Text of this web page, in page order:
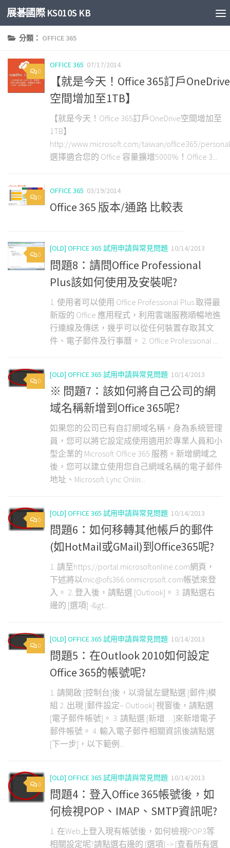
Skip to content
展碁國際 KS010S KB
分類： OFFICE 365
0
OFFICE 365 07/17/2014
【就是今天！Office 365訂戶OneDrive
空間增加至1TB】
【就是今天！Office 365訂戶OneDrive空間增加至
1TB】
http://www.microsoft.com/taiwan/office365/
選擇適合您的 Office 容量擴增5000%！Office 3...
0
OFFICE 365 03/19/2014
Office 365 版本/通路 比較表
0
[OLD] OFFICE 365 試用申請與常見問題 10/14/2013
問題8：請問Office Professional
Plus該如何使用及安裝呢?
1. 使用者可以使用 Office Professional Plus 取得最
新版的 Office 應用程式，利用雲端服務順暢地進
行連線及傳送，幾乎可以從任何裝置存取其文
件、電子郵件及行事曆。 2. Office Professional ...
0
[OLD] OFFICE 365 試用申請與常見問題 10/14/2013
※ 問題7：該如何將自己公司的網
域名稱新增到Office 365呢?
如果您的公司已有自訂網域名稱，身為系統管理
員，您可以將它設定成使用適用於專業人員和小
型企業的 Microsoft Office 365 服務。新增網域之
後，您可以建立使用您自己網域名稱的電子郵件
地址、Microsoft Lync Onlin...
0
[OLD] OFFICE 365 試用申請與常見問題 10/14/2013
問題6：如何移轉其他帳戶的郵件
(如HotMail或GMail)到Office365呢?
1. 請至https://portal.microsoftonline.com網頁，
下述將以mic@ofs366.onmicrosoft.com帳號來登
入。 2. 登入後，請點選 [Outlook]。 3. 請點選右
邊的 [選項] -&gt...
0
[OLD] OFFICE 365 試用申請與常見問題 10/14/2013
問題5：在Outlook 2010如何設定
Office 365的帳號呢?
1. 請開啟 [控制台]後，以滑鼠左鍵點選 [郵件]模
組 2. 出現 [郵件設定– Outlook] 視窗後，請點選
[電子郵件帳號]。 3. 請點選 [新增…]來新增電子
郵件帳號。 4. 輸入電子郵件相關資訊後請點選
[下一步]，以下範例...
0
[OLD] OFFICE 365 試用申請與常見問題 10/14/2013
問題4：登入Office 365帳號後，如
何檢視POP、IMAP、SMTP資訊呢?
1. 在Web上登入現有帳號後，如何檢視POP3等
相關設定呢?請點選右邊的 [選項] -> [查看所有選